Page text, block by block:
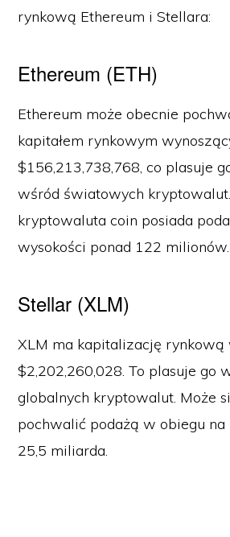
rynkową Ethereum i Stellara:
Ethereum (ETH)
Ethereum może obecnie
kapitałem rynkowym
$156,213,738,768, co plasuje
wśród światowych
kryptowaluta coin posiada
wysokości ponad 122 milionów.
Stellar (XLM)
XLM ma kapitalizację rynkową
$2,202,260,028. To plasuje go
globalnych kryptowalut. Może
pochwalić podażą w obiegu
25,5 miliarda.